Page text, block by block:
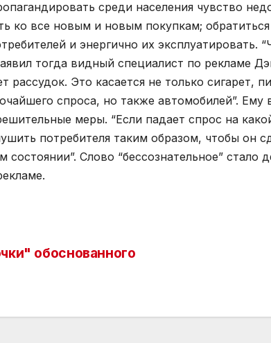
среди населения чувство
ко все новым и новым покупкам;
и энергично их эксплуатировать.
тогда видный специалист по рекламе
рассудок. Это касается не только сигарет,
спроса, но также автомобилей”. Ему
меры. “Если падает спрос на
потребителя таким образом, чтобы он
состоянии”. Слово “бессознательное”
обоснованного